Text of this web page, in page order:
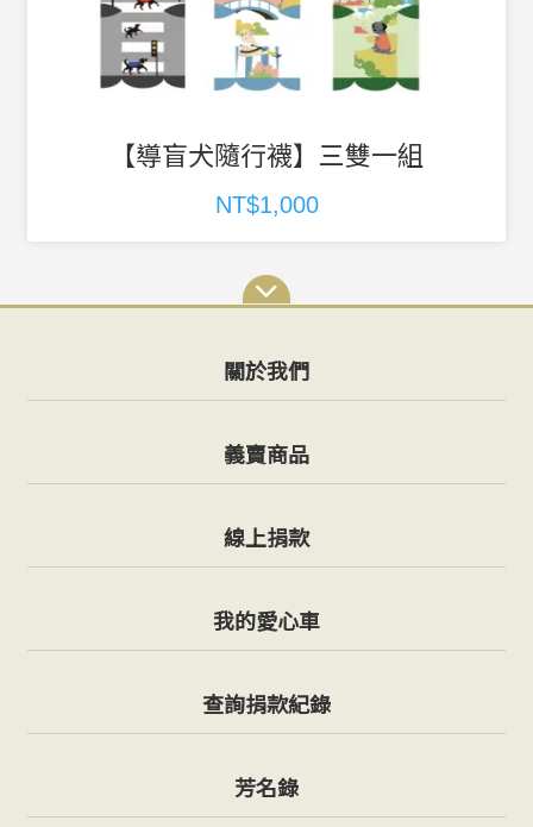
【導盲犬隨行襪】三雙一組
NT$1,000
關於我們
義賣商品
線上捐款
我的愛心車
查詢捐款紀錄
芳名錄